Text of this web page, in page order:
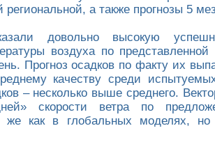
а также прогнозы 5
довольно высокую
воздуха по представленной
Прогноз осадков по факту их
качеству среди
– несколько выше среднего.
скорости ветра по
же как в глобальных моделях,